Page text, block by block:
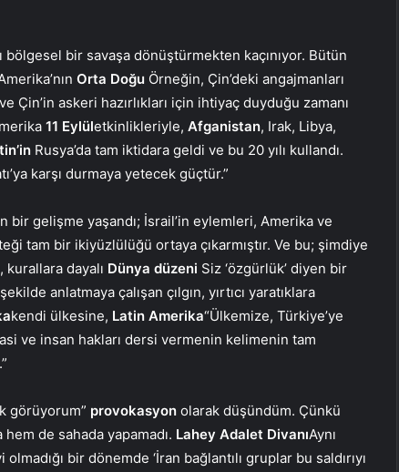
bir savaşa dönüştürmekten kaçınıyor. Bütün
Orta Doğu Örneğin, Çin’deki angajmanları
Çin’in askeri hazırlıkları için ihtiyaç duyduğu zamanı
11 Eylületkinlikleriyle, Afganistan, Irak, Libya,
Rusya’da tam iktidara geldi ve bu 20 yılı kullandı.
karşı durmaya yetecek güçtür.”
bir gelişme yaşandı; İsrail’in eylemleri, Amerika ve
tam bir ikiyüzlülüğü ortaya çıkarmıştır. Ve bu; şimdiye
, kurallara dayalı Dünya düzeni Siz ‘özgürlük’ diyen bir
anlatmaya çalışan çılgın, yırtıcı yaratıklara
kendi ülkesine, Latin Amerika“Ülkemize, Türkiye’ye
ve insan hakları dersi vermenin kelimenin tam
görüyorum” provokasyon olarak düşündüm. Çünkü
de sahada yapamadı. Lahey Adalet DivanıAynı
bir dönemde ‘İran bağlantılı gruplar bu saldırıyı